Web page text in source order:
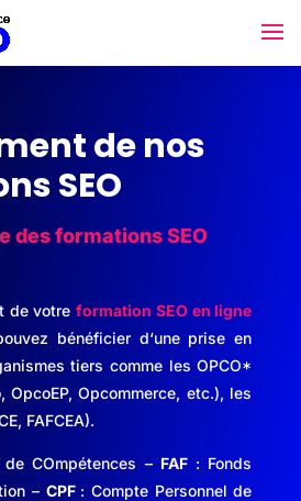
de nos
SEO
des formations SEO
de votreformation SEO en ligne
bénéficier d‘une prise en
tiers comme les OPCO*
, OpcoEP, Opcommerce, etc.), les
, FAFCEA).
COmpétences – FAF : Fonds
– CPF : Compte Personnel de